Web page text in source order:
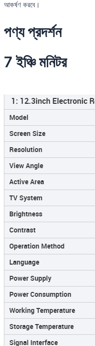
আকর্ষণ করবে।
পণ্য প্রদর্শন
7 ইঞ্চি মনিটর